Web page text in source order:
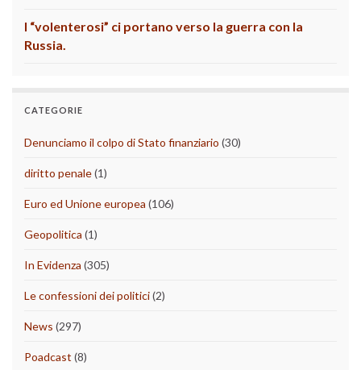
I “volenterosi” ci portano verso la guerra con la
Russia.
CATEGORIE
Denunciamo il colpo di Stato finanziario (30)
diritto penale(1)
Euro ed Unione europea (106)
Geopolitica (1)
In Evidenza (305)
Le confessioni dei politici(2)
News (297)
Poadcast (8)